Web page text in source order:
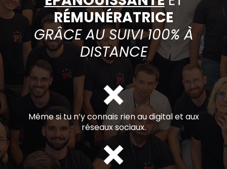
RÉMUNÉRATRICE
GRÂCE AU SUIVI 100% À
DISTANCE
Même si tu n’y connais rien au digital et aux
réseaux sociaux.